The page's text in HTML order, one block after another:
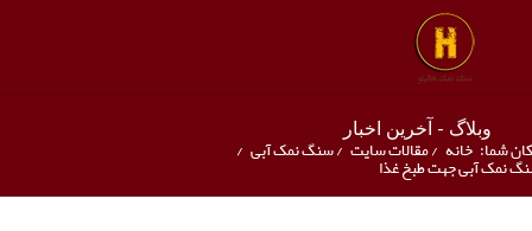
وبلاگ - آخرین اخبار
شما: خانه /مقالات سایت /سنگ نمک آبی /
نمک آبی جهت طبخ غذا